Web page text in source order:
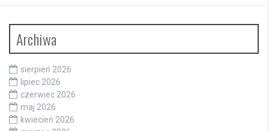
Archiwa
sierpień 2026
lipiec 2026
czerwiec 2026
maj 2026
kwiecień 2026